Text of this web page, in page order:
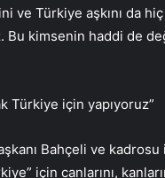
ve Türkiye aşkını da
Bu kimsenin haddi de
Türkiye için yapıyoruz”
Bahçeli ve
için canlarını,